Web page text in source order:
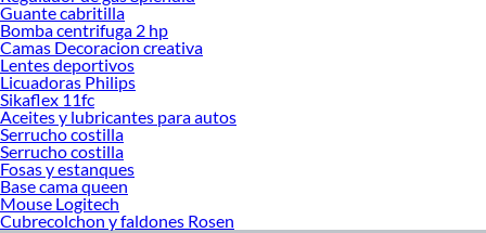
Guante cabritilla
Bomba centrifuga 2 hp
Camas Decoracion creativa
Lentes deportivos
Licuadoras Philips
Sikaflex 11fc
Aceites y lubricantes para autos
Serrucho costilla
Serrucho costilla
Fosas y estanques
Base cama queen
Mouse Logitech
Cubrecolchon y faldones Rosen